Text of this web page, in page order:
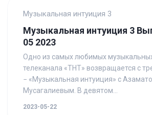
Музыкальная интуиция 3
Музыкальная интуиция 3
05 2023
Одно из самых любимых
телеканала «ТНТ» возвращается с
− «Музыкальная интуиция» с
Мусагалиевым. В девятом...
2023-05-22